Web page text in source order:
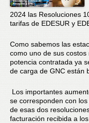
2024 las Resoluciones
tarifas de EDESUR y
Como sabemos las
como uno de sus
potencia contratada ya
de carga de GNC están
Los importantes
se corresponden con
de esas dos
facturación recibida a